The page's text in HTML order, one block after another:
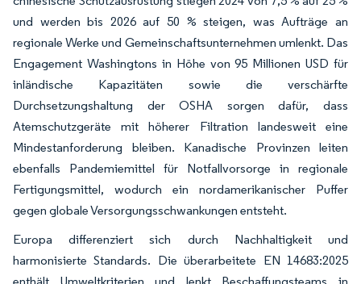
und werden bis 2026 auf 50 % steigen, was Aufträge an
regionale Werke und Gemeinschaftsunternehmen umlenkt. Das
Engagement Washingtons in Höhe von 95 Millionen USD für
inländische Kapazitäten sowie die verschärfte
Durchsetzungshaltung der OSHA sorgen dafür, dass
Atemschutzgeräte mit höherer Filtration landesweit eine
Mindestanforderung bleiben. Kanadische Provinzen leiten
ebenfalls Pandemiemittel für Notfallvorsorge in regionale
Fertigungsmittel, wodurch ein nordamerikanischer Puffer
gegen globale Versorgungsschwankungen entsteht.
Europa differenziert sich durch Nachhaltigkeit und
harmonisierte Standards. Die überarbeitete EN 14683:2025